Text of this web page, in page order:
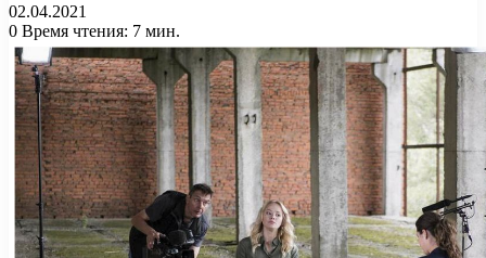
02.04.2021
0 Время чтения: 7 мин.